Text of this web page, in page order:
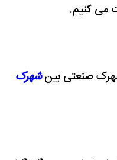
می کنیم.
صنعتی بین شهرک